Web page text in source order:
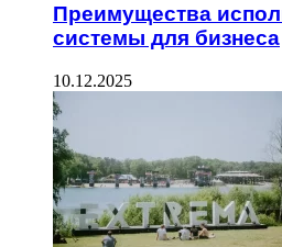
Преимущества
системы для бизнеса
10.12.2025